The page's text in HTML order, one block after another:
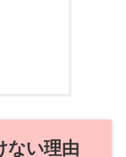
ない理由